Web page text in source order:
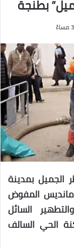
بطنجة
الجميل بمدينة
المفوض
السائل
الحي السالف